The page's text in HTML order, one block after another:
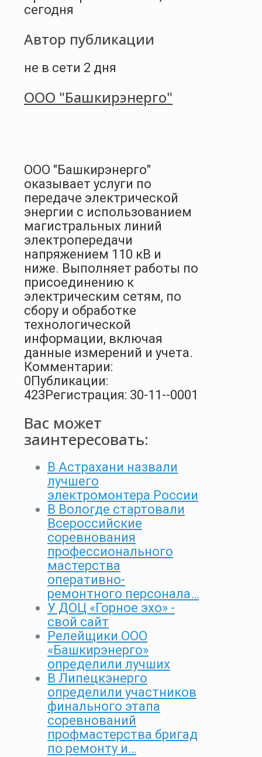
сегодня
Автор публикации
не в сети 2 дня
ООО "Башкирэнерго"
ООО "Башкирэнерго"
оказывает услуги по
передаче электрической
энергии с использованием
магистральных линий
электропередачи
напряжением 110 кВ и
ниже. Выполняет работы по
присоединению к
электрическим сетям, по
сбору и обработке
технологической
информации, включая
данные измерений и учета.
Комментарии:
0Публикации:
423Регистрация: 30-11--0001
Вас может
заинтересовать:
В Астрахани назвали
лучшего
электромонтера России
В Вологде стартовали
Всероссийские
соревнования
профессионального
мастерства
оперативно-
ремонтного персонала…
У ДОЦ «Горное эхо» -
свой сайт
Релейщики ООО
«Башкирэнерго»
определили лучших
В Липецкэнерго
определили участников
финального этапа
соревнований
профмастерства бригад
по ремонту и…